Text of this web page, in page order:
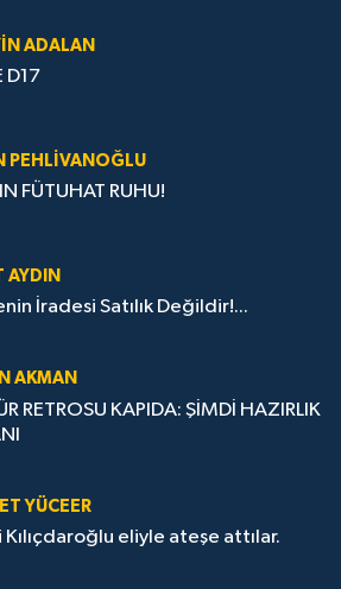
ADALAN
D17
PEHLIVANOĞLU
FÜTUHAT RUHU!
AYDIN
İradesi Satılık Değildir!...
AKMAN
RETROSU KAPIDA: ŞİMDİ HAZIRLIK
YÜCEER
Kılıçdaroğlu eliyle ateşe attılar.